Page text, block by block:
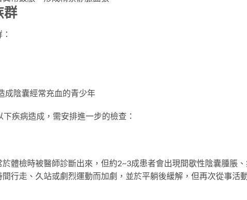
群
成陰囊經常充血的青少年
疾病造成，需安排進一步的檢查：
體檢時被醫師診斷出來，但約2~3成患者會出現間歇性陰囊腫脹
行走、久站或劇烈運動而加劇，並於平躺後緩解，但再次從事活